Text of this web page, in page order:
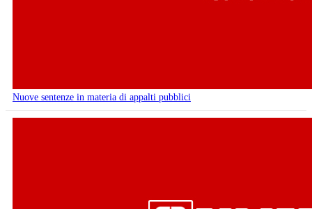
Nuove sentenze in materia di appalti pubblici